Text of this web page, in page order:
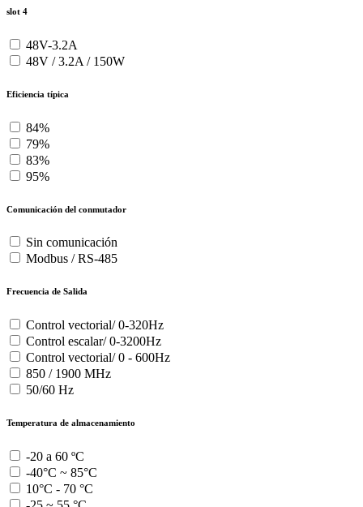
slot 4
48V-3.2A
48V / 3.2A / 150W
Eficiencia típica
84%
79%
83%
95%
Comunicación del conmutador
Sin comunicación
Modbus / RS-485
Frecuencia de Salida
Control vectorial/ 0-320Hz
Control escalar/ 0-3200Hz
Control vectorial/ 0 - 600Hz
850 / 1900 MHz
50/60 Hz
Temperatura de almacenamiento
-20 a 60 ºC
-40°C ~ 85°C
10°C - 70 °C